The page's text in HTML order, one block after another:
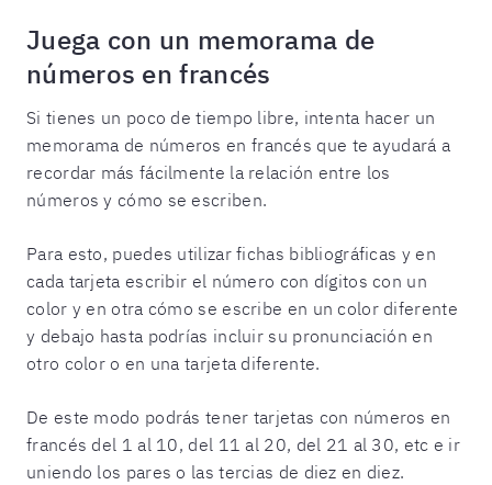
Juega con un memorama de
números en francés
Si tienes un poco de tiempo libre, intenta hacer un
memorama de números en francés que te ayudará a
recordar más fácilmente la relación entre los
números y cómo se escriben.
Para esto, puedes utilizar fichas bibliográficas y en
cada tarjeta escribir el número con dígitos con un
color y en otra cómo se escribe en un color diferente
y debajo hasta podrías incluir su pronunciación en
otro color o en una tarjeta diferente.
De este modo podrás tener tarjetas con números en
francés del 1 al 10, del 11 al 20, del 21 al 30, etc e ir
uniendo los pares o las tercias de diez en diez.